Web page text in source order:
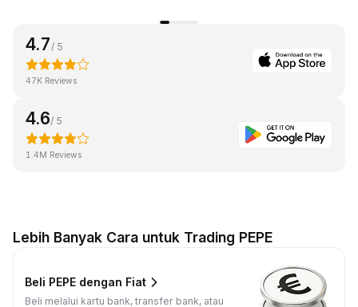
4.7 / 5
47K Reviews
4.6/ 5
1.4M Reviews
Lebih Banyak Cara untuk Trading PEPE
Beli PEPE dengan Fiat
Beli melalui kartu bank, transfer bank, atau